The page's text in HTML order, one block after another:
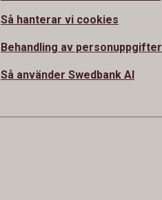
Så hanterar vi cookies
Behandling av personuppgifter
Så använder Swedbank AI